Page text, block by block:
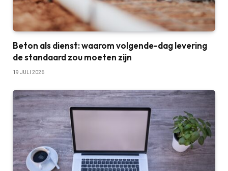
Beton als dienst: waarom volgende-dag levering
de standaard zou moeten zijn
19 JULI 2026